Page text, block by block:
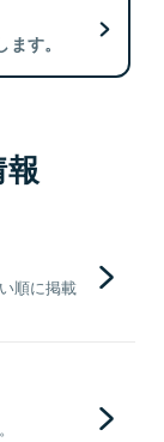
す。
順に掲載